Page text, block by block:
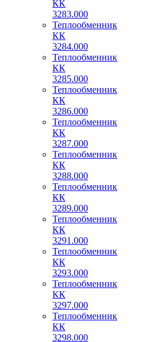
КК
3283.000
Теплообменник
КК
3284.000
Теплообменник
КК
3285.000
Теплообменник
КК
3286.000
Теплообменник
КК
3287.000
Теплообменник
КК
3288.000
Теплообменник
КК
3289.000
Теплообменник
КК
3291.000
Теплообменник
КК
3293.000
Теплообменник
КК
3297.000
Теплообменник
КК
3298.000